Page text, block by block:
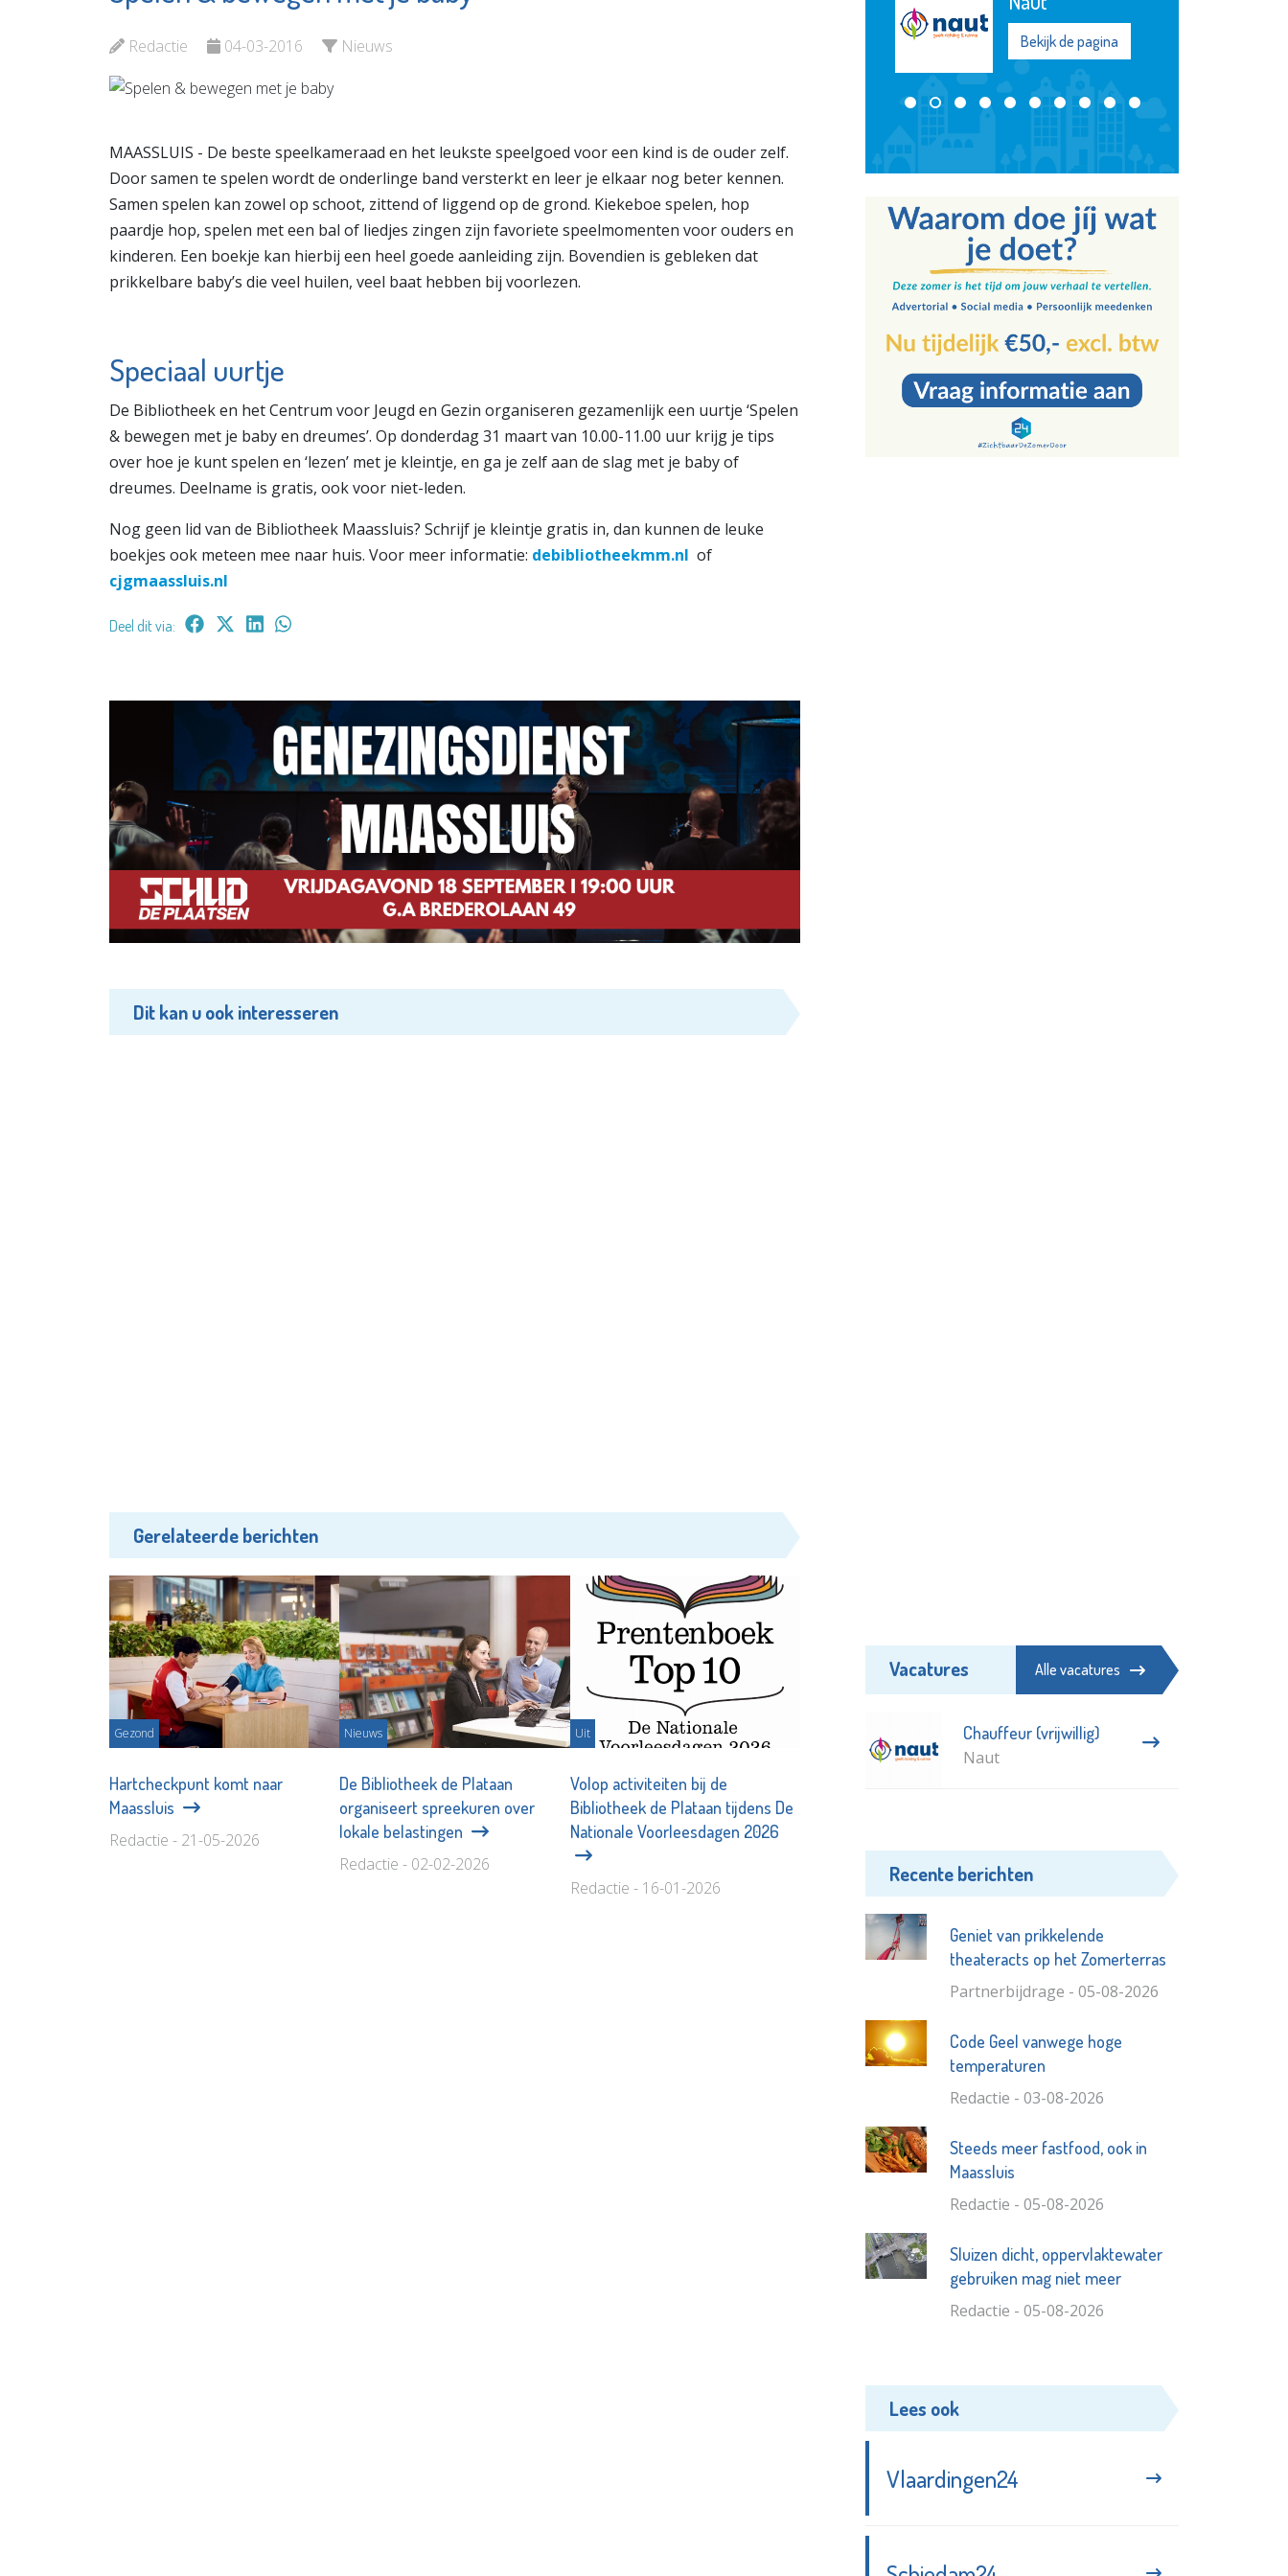
Redactie 04-03-2016 Nieuws
MAASSLUIS - De beste speelkameraad en het leukste speelgoed voor een kind is de ouder zelf.
Door samen te spelen wordt de onderlinge band versterkt en leer je elkaar nog beter kennen.
Samen spelen kan zowel op schoot, zittend of liggend op de grond. Kiekeboe spelen, hop
paardje hop, spelen met een bal of liedjes zingen zijn favoriete speelmomenten voor ouders en
kinderen. Een boekje kan hierbij een heel goede aanleiding zijn. Bovendien is gebleken dat
prikkelbare baby’s die veel huilen, veel baat hebben bij voorlezen.
Speciaal uurtje
De Bibliotheek en het Centrum voor Jeugd en Gezin organiseren gezamenlijk een uurtje ‘Spelen
& bewegen met je baby en dreumes’. Op donderdag 31 maart van 10.00-11.00 uur krijg je tips
over hoe je kunt spelen en ‘lezen’ met je kleintje, en ga je zelf aan de slag met je baby of
dreumes. Deelname is gratis, ook voor niet-leden.
Nog geen lid van de Bibliotheek Maassluis? Schrijf je kleintje gratis in, dan kunnen de leuke
boekjes ook meteen mee naar huis. Voor meer informatie: debibliotheekmm.nl of
cjgmaassluis.nl
Deel dit via:
Dit kan u ook interesseren
Gerelateerde berichten
Gezond
Hartcheckpunt komt naar
Maassluis
Redactie - 21-05-2026
Nieuws
De Bibliotheek de Plataan
organiseert spreekuren over
lokale belastingen
Redactie - 02-02-2026
Uit
Volop activiteiten bij de
Bibliotheek de Plataan tijdens De
Nationale Voorleesdagen 2026
Redactie - 16-01-2026
Bekijk de pagina
en Opvang
Bekijk de pagina
Bekijk de pagina
Vacatures Alle vacatures
Chauffeur (vrijwillig)
Naut
Recente berichten
Geniet van prikkelende
theateracts op het Zomerterras
Partnerbijdrage - 05-08-2026
Code Geel vanwege hoge
temperaturen
Redactie - 03-08-2026
Steeds meer fastfood, ook in
Maassluis
Redactie - 05-08-2026
Sluizen dicht, oppervlaktewater
gebruiken mag niet meer
Redactie - 05-08-2026
Lees ook
Vlaardingen24